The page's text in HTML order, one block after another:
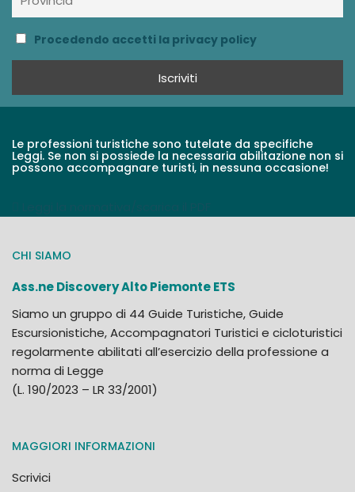
Procedendo accetti la privacy policy
Le professioni turistiche sono tutelate da specifiche
Leggi. Se non si possiede la necessaria abilitazione non si
possono accompagnare turisti, in nessuna occasione!
CHI SIAMO
Ass.ne Discovery Alto Piemonte ETS
Siamo un gruppo di 44 Guide Turistiche, Guide
Escursionistiche, Accompagnatori Turistici e cicloturistici
regolarmente abilitati all’esercizio della professione a
norma di Legge
(L. 190/2023 – LR 33/2001)
MAGGIORI INFORMAZIONI
Scrivici